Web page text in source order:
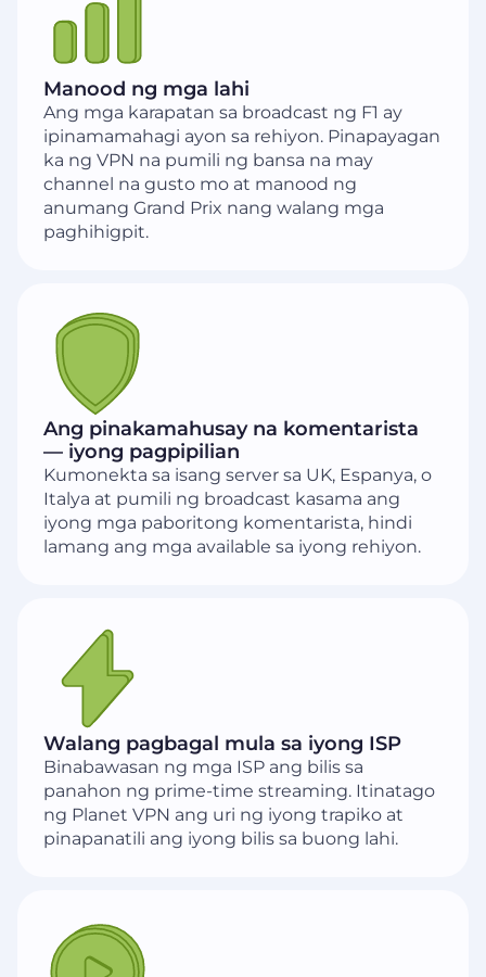
Manood ng mga lahi
Ang mga karapatan sa broadcast ng F1 ay
ipinamamahagi ayon sa rehiyon. Pinapayagan
ka ng VPN na pumili ng bansa na may
channel na gusto mo at manood ng
anumang Grand Prix nang walang mga
paghihigpit.
Ang pinakamahusay na komentarista
— iyong pagpipilian
Kumonekta sa isang server sa UK, Espanya, o
Italya at pumili ng broadcast kasama ang
iyong mga paboritong komentarista, hindi
lamang ang mga available sa iyong rehiyon.
Walang pagbagal mula sa iyong ISP
Binabawasan ng mga ISP ang bilis sa
panahon ng prime-time streaming. Itinatago
ng Planet VPN ang uri ng iyong trapiko at
pinapanatili ang iyong bilis sa buong lahi.